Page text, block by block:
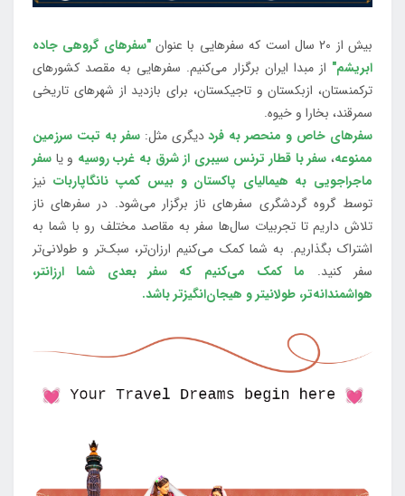
بیش از 20 سال است که سفرهایی با عنوان
"سفرهای گروهی جاده
ابریشم" از مبدا ایران برگزار می‌کنیم. سفرهایی به مقصد کشورهای
ترکمنستان، ازبکستان و تاجیکستان، برای بازدید از شهرهای تاریخی
سمرقند، بخارا و خیوه.
سفرهای خاص و منحصر به فرددیگری مثل:سفر به تبت سرزمین
ممنوعه، سفر با قطار ترنس سیبری از شرق به غرب روسیه و یا سفر
ماجراجویی به هیمالیای پاکستان و بیس کمپ نانگاپاربات نیز
توسط گروه گردشگری سفرهای ناز برگزار می‌شود. در سفرهای ناز
تلاش داریم تا تجربیات سال‌ها سفر به مقاصد مختلف رو با شما به
اشتراک بگذاریم. به شما کمک می‌کنیم ارزان‌تر، سبک‌تر و طولانی‌تر
سفر کنید. ما کمک می‌کنیم که سفر بعدی شما ارزانتر،
هواشمندانه‌تر، طولانی‎تر و هیجان‌انگیزتر باشد.